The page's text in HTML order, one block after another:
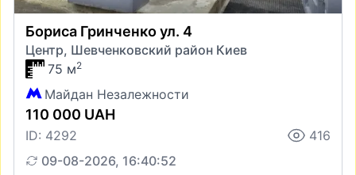
Бориса Гринченко ул. 4
Центр, Шевченковский район Киев
75 м2
Майдан Незалежности
110 000 UAH
ID: 4292
416
09-08-2026, 16:40:52